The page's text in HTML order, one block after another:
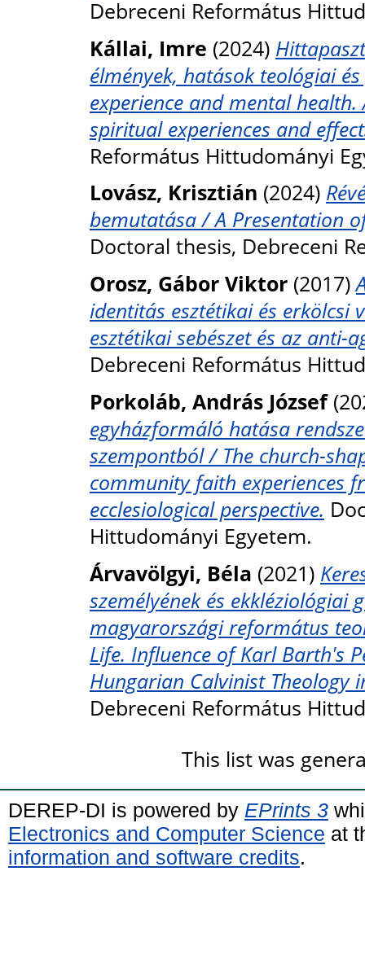
Debreceni Református
Kállai, Imre (2024)
élmények, hatások teológiai
experience and mental
spiritual experiences and
Református Hittudományi
Lovász, Krisztián (2024)
bemutatása / A Presentation
Doctoral thesis, Debreceni
Orosz, Gábor Viktor (2017)
identitás esztétikai és erkölcsi
esztétikai sebészet és az anti-
Debreceni Református
Porkoláb, András József
egyházformáló hatása
szempontból / The church-
community faith experiences
ecclesiological perspective.
Hittudományi Egyetem.
Árvavölgyi, Béla (2021)
személyének és ekkléziológiai
magyarországi református
Life. Influence of Karl Barth's
Hungarian Calvinist Theology
Debreceni Református
This list was
DEREP-DI is powered by EPrints 3
Electronics and Computer Science at
information and software credits.